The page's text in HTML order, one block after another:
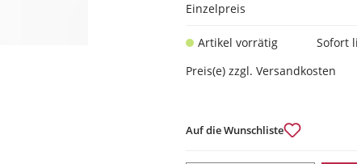
Einzelpreis
Artikel vorrätig
Sofort
Preis(e) zzgl. Versandkosten
Auf die Wunschliste